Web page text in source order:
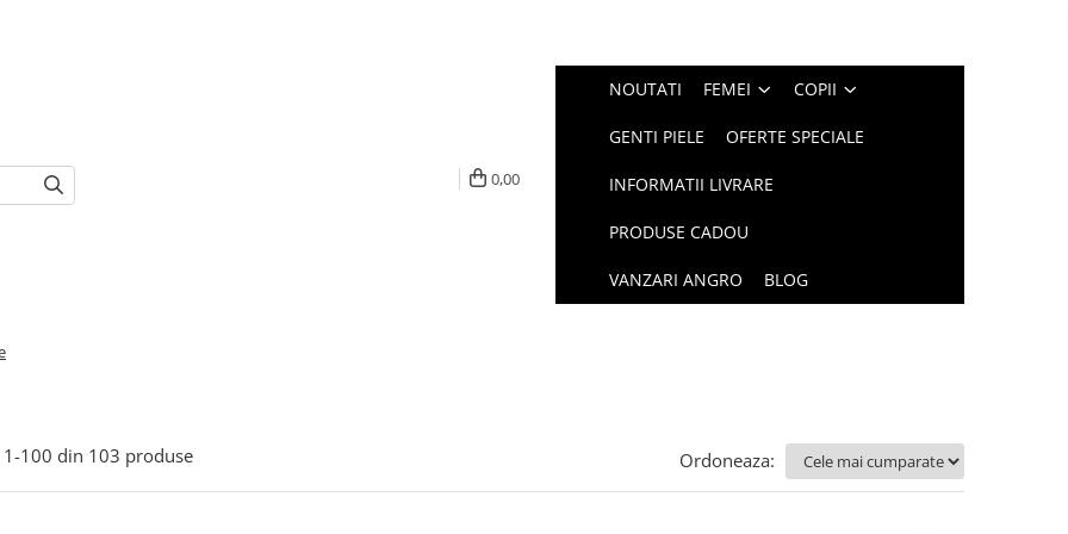
0,00
NOUTATI FEMEI COPII
GENTI PIELE OFERTE SPECIALE
INFORMATII LIVRARE
PRODUSE CADOU
VANZARI ANGRO BLOG
1-100 din 103 produse Ordoneaza: